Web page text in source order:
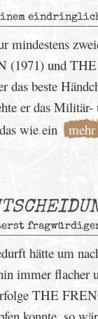
mindestens
und THE
das beste
er das
wie ein
hätte um
immer
THE